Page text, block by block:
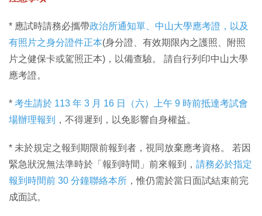
* 應試時請務必攜帶政治所通知單、中山大學應考證，以及
有照片之身分證件正本(身分證、有效期限內之護照、附照
片之健保卡或駕照正本)，以備查驗。 請自行列印中山大學
應考證。
* 考生請於 113 年 3 月 16 日（六）上午 9 時前抵達考試會
場辦理報到
，不得遲到，以免影響自身權益。
* 未於規定之報到期限前報到者，視同放棄應考資格。 若因
緊急狀況無法準時於「報到時間」前來報到， 請務必於指定
報到時間前 30 分鐘聯絡本所 ，惟仍需於當日面試結束前完
成面試。